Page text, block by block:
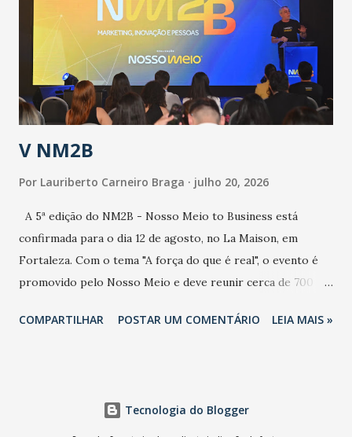
de uma epidemia com um vírus diferente, com um poder de
contaminação maior que outros coronavírus”, apontou o
secretário. Segundo ele, é uma epidemia com chance de
contaminação alta, podendo gerar um grande risco à
população e ao sistema de saúde. “Precisamos saber fazer a
estratificação do risco da doença, para não so...
V NM2B
Por Lauriberto Carneiro Braga julho 20, 2026
A 5ª edição do NM2B - Nosso Meio to Business está
confirmada para o dia 12 de agosto, no La Maison, em
Fortaleza. Com o tema "A força do que é real", o evento é
promovido pelo Nosso Meio e deve reunir cerca de 700
e lideranças do Mercado Nacional. Desde 2022, o NM2B
LinkedIn, VISA, Grupo 3corações, TikTok e M. Dias Branco.
COMPARTILHAR POSTAR UM COMENTÁRIO LEIA MAIS »
Tecnologia do Blogger